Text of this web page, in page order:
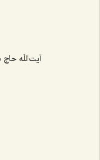
آیت‌اللَه